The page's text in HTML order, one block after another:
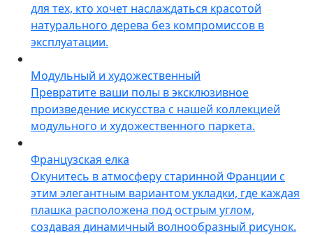
для тех, кто хочет наслаждаться красотой
натурального дерева без компромиссов в
эксплуатации.
Модульный и художественный
Превратите ваши полы в эксклюзивное
произведение искусства с нашей коллекцией
модульного и художественного паркета.
Французская елка
Окунитесь в атмосферу старинной Франции с
этим элегантным вариантом укладки, где каждая
плашка расположена под острым углом,
создавая динамичный волнообразный рисунок.